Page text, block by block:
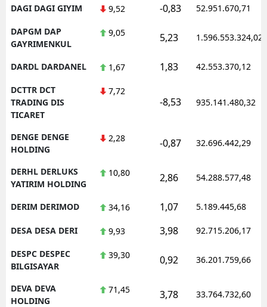
DAGI DAGI GIYIM 9,52 -0,83 52.951.670,71
DAPGM DAP
GAYRIMENKUL
9,05 5,23 1.596.553.324,02
DARDL DARDANEL 1,67 1,83 42.553.370,12
DCTTR DCT
TRADING DIS
TICARET
7,72
-8,53 935.141.480,32
DENGE DENGE
HOLDING
2,28 -0,87 32.696.442,29
DERHL DERLUKS
YATIRIM HOLDING
10,80 2,86 54.288.577,48
DERIM DERIMOD 34,16 1,07 5.189.445,68
DESA DESA DERI 9,93 3,98 92.715.206,17
DESPC DESPEC
BILGISAYAR
39,30 0,92 36.201.759,66
DEVA DEVA
HOLDING
71,45 3,78 33.764.732,60